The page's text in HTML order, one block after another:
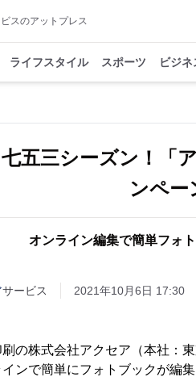
スのアットプレス
ライフスタイル スポーツ ビジネ
五三シーズン！「
ンペー
オンライン編集で簡単フォ
サービス 2021年10月6日 17:30
刷の株式会社アクセア（本社：
ンで簡単にフォトブックが編